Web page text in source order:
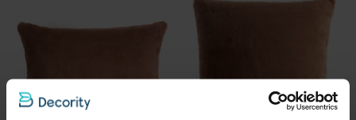
jednokolorowe
szt.
Cechy produktu:
Materiał: futrzana tkanina (przód) + welwet (tył)